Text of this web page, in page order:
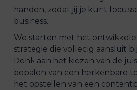
handen, zodat jij je kunt
business.
We starten met het
strategie die volledig aansluit
Denk aan het kiezen van de
bepalen van een herkenbare
het opstellen van een